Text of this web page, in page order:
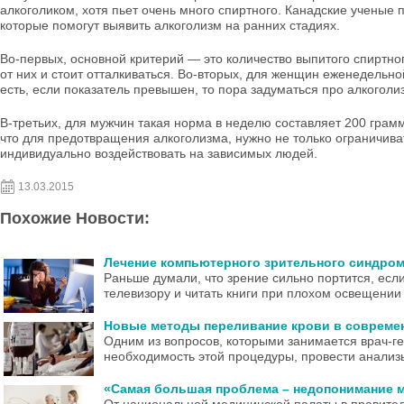
алкоголиком, хотя пьет очень много спиртного. Канадские ученые
которые помогут выявить алкоголизм на ранних стадиях.
Во-первых, основной критерий — это количество выпитого
от них и стоит отталкиваться. Во-вторых, для женщин
есть, если показатель превышен, то пора задуматься про
В-третьих, для мужчин такая норма в неделю составляет 200
что для предотвращения алкоголизма, нужно не только
индивидуально воздействовать на зависимых людей.
13.03.2015
Похожие Новости:
Лечение компьютерного зрительного
Раньше думали, что зрение сильно портится,
телевизору и читать книги при плохом
Новые методы переливание крови в
Одним из вопросов, которыми занимается врач-
необходимость этой процедуры, провести
«Самая большая проблема – недопонимание